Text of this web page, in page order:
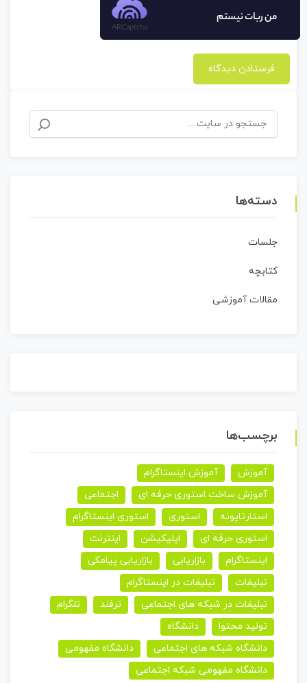
من ربات نیستم
ARCaptcha
جستجو
برای:
دسته‌ها
جلسات
کتابچه
مقالات آموزشی
برچسب‌ها
آموزش
آموزش اینستاگرام
آموزش ساخت استوری حرفه ای
اجتماعی
استارتاپونه
استوری
استوری اینستاگرام
استوری حرفه ای
اپلیکیشن
اینترنت
اینستاگرام
بازاریابی
بازاریابی پیامکی
تبلیغات
تبلیغات در اینستاگرام
تبلیغات در شبکه های اجتماعی
ترفند
تلگرام
تولید محتوا
دانشگاه
دانشگاه شبکه های اجتماعی
دانشگاه مفهومی
دانشگاه مفهومی شبکه اجتماعی